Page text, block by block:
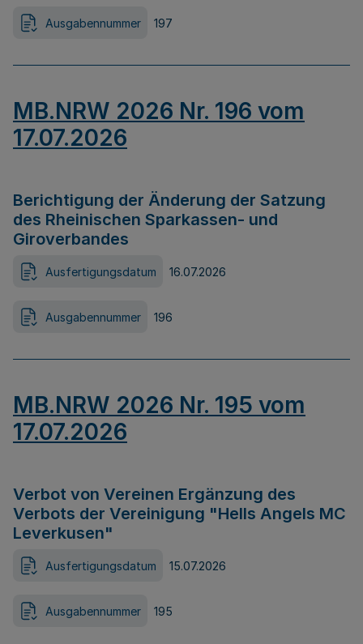
Ausgabennummer 197
MB.NRW 2026 Nr. 196 vom
17.07.2026
Berichtigung der Änderung der Satzung
des Rheinischen Sparkassen- und
Giroverbandes
Ausfertigungsdatum 16.07.2026
Ausgabennummer 196
MB.NRW 2026 Nr. 195 vom
17.07.2026
Verbot von Vereinen Ergänzung des
Verbots der Vereinigung "Hells Angels MC
Leverkusen"
Ausfertigungsdatum 15.07.2026
Ausgabennummer 195